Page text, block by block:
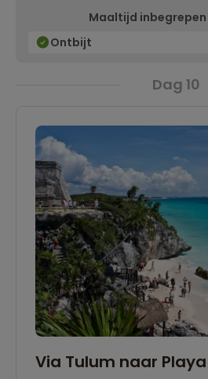
Maaltijd
Ontbijt
Dag 10
Via Tulum naar